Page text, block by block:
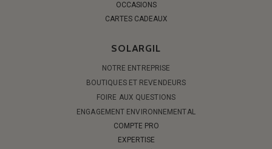
OCCASIONS
CARTES CADEAUX
SOLARGIL
NOTRE ENTREPRISE
BOUTIQUES ET REVENDEURS
FOIRE AUX QUESTIONS
ENGAGEMENT ENVIRONNEMENTAL
COMPTE PRO
EXPERTISE